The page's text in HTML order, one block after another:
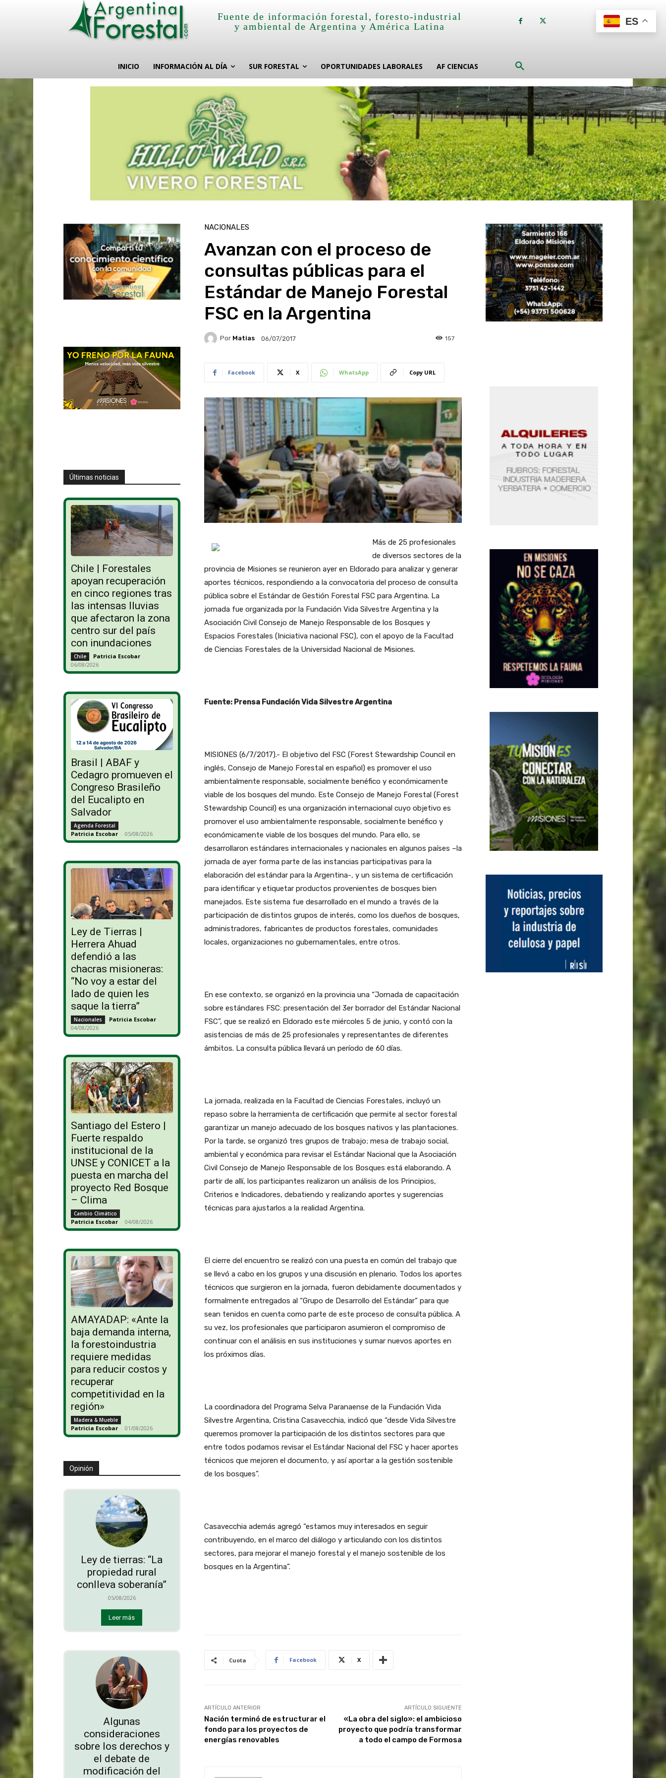
Fuente de información forestal, foresto-industrial
y ambiental de Argentina y América Latina
INICIO INFORMACIÓN AL DÍA SUR FORESTAL OPORTUNIDADES LABORALES AF CIENCIAS
Últimas noticias
Chile | Forestales
apoyan recuperación
en cinco regiones tras
las intensas lluvias
que afectaron la zona
centro sur del país
con inundaciones
Chile Patricia Escobar -
06/08/2026
Brasil | ABAF y
Cedagro promueven el
Congreso Brasileño
del Eucalipto en
Salvador
Agenda Forestal
Patricia Escobar - 05/08/2026
Ley de Tierras |
Herrera Ahuad
defendió a las
chacras misioneras:
“No voy a estar del
lado de quien les
saque la tierra”
Nacionales Patricia Escobar -
04/08/2026
Santiago del Estero |
Fuerte respaldo
institucional de la
UNSE y CONICET a la
puesta en marcha del
proyecto Red Bosque
– Clima
Cambio Climático
Patricia Escobar - 04/08/2026
AMAYADAP: «Ante la
baja demanda interna,
la forestoindustria
requiere medidas
para reducir costos y
recuperar
competitividad en la
región»
Madera & Mueble
Patricia Escobar - 01/08/2026
Opinión
Ley de tierras: “La
propiedad rural
conlleva soberanía”
05/08/2026
Leer más
Algunas
consideraciones
sobre los derechos y
el debate de
modificación del
NACIONALES
Avanzan con el proceso de
consultas públicas para el
Estándar de Manejo Forestal
FSC en la Argentina
Por Matias 06/07/2017 157
Facebook X WhatsApp Copy URL
Más de 25 profesionales
de diversos sectores de la
provincia de Misiones se reunieron ayer en Eldorado para analizar y generar
aportes técnicos, respondiendo a la convocatoria del proceso de consulta
pública sobre el Estándar de Gestión Forestal FSC para Argentina. La
jornada fue organizada por la Fundación Vida Silvestre Argentina y la
Asociación Civil Consejo de Manejo Responsable de los Bosques y
Espacios Forestales (Iniciativa nacional FSC), con el apoyo de la Facultad
de Ciencias Forestales de la Universidad Nacional de Misiones.
Fuente: Prensa Fundación Vida Silvestre Argentina
MISIONES (6/7/2017).- El objetivo del FSC (Forest Stewardship Council en
inglés, Consejo de Manejo Forestal en español) es promover el uso
ambientalmente responsable, socialmente benéfico y económicamente
viable de los bosques del mundo. Este Consejo de Manejo Forestal (Forest
Stewardship Council) es una organización internacional cuyo objetivo es
promover el uso ambientalmente responsable, socialmente benéfico y
económicamente viable de los bosques del mundo. Para ello, se
desarrollaron estándares internacionales y nacionales en algunos países –la
jornada de ayer forma parte de las instancias participativas para la
elaboración del estándar para la Argentina-, y un sistema de certificación
para identificar y etiquetar productos provenientes de bosques bien
manejados. Este sistema fue desarrollado en el mundo a través de la
participación de distintos grupos de interés, como los dueños de bosques,
administradores, fabricantes de productos forestales, comunidades
locales, organizaciones no gubernamentales, entre otros.
En ese contexto, se organizó en la provincia una “Jornada de capacitación
sobre estándares FSC: presentación del 3er borrador del Estándar Nacional
FSC”, que se realizó en Eldorado este miércoles 5 de junio, y contó con la
asistencias de más de 25 profesionales y representantes de diferentes
ámbitos. La consulta pública llevará un período de 60 días.
La jornada, realizada en la Facultad de Ciencias Forestales, incluyó un
repaso sobre la herramienta de certificación que permite al sector forestal
garantizar un manejo adecuado de los bosques nativos y las plantaciones.
Por la tarde, se organizó tres grupos de trabajo; mesa de trabajo social,
ambiental y económica para revisar el Estándar Nacional que la Asociación
Civil Consejo de Manejo Responsable de los Bosques está elaborando. A
partir de allí, los participantes realizaron un análisis de los Principios,
Criterios e Indicadores, debatiendo y realizando aportes y sugerencias
técnicas para ajustarlos a la realidad Argentina.
El cierre del encuentro se realizó con una puesta en común del trabajo que
se llevó a cabo en los grupos y una discusión en plenario. Todos los aportes
técnicos que surgieron en la jornada, fueron debidamente documentados y
formalmente entregados al “Grupo de Desarrollo del Estándar” para que
sean tenidos en cuenta como parte de este proceso de consulta pública. A
su vez, los profesionales que participaron asumieron el compromiso de
continuar con el análisis en sus instituciones y sumar nuevos aportes en
los próximos días.
La coordinadora del Programa Selva Paranaense de la Fundación Vida
Silvestre Argentina, Cristina Casavecchia, indicó que “desde Vida Silvestre
queremos promover la participación de los distintos sectores para que
entre todos podamos revisar el Estándar Nacional del FSC y hacer aportes
técnicos que mejoren el documento, y así aportar a la gestión sostenible
de los bosques”.
Casavecchia además agregó “estamos muy interesados en seguir
contribuyendo, en el marco del diálogo y articulando con los distintos
sectores, para mejorar el manejo forestal y el manejo sostenible de los
bosques en la Argentina”.
Cuota Facebook X
ARTÍCULO ANTERIOR
Nación terminó de estructurar el
fondo para los proyectos de
energías renovables
ARTÍCULO SIGUIENTE
«La obra del siglo»: el ambicioso
proyecto que podría transformar
a todo el campo de Formosa
ES